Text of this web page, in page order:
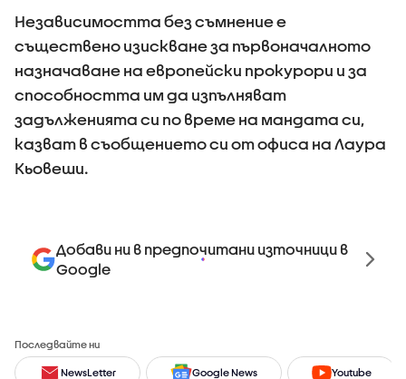
Независимостта без съмнение е
съществено изискване за първоначалното
назначаване на европейски прокурори и за
способността им да изпълняват
задълженията си по време на мандата си,
казват в съобщението си от офиса на Лаура
Кьовеши.
Добави ни в предпочитани източници в
Google
Последвайте ни
NewsLetter Google News Youtube